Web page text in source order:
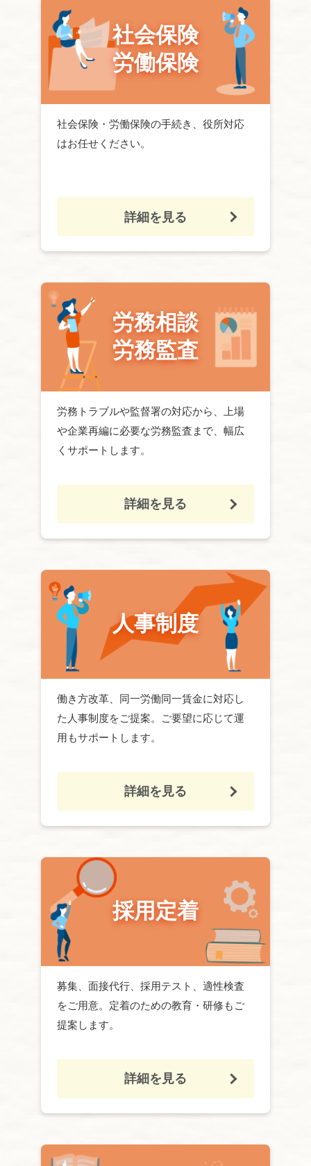
社会保険
労働保険
社会保険・ 労働保険の手続き、役所対応
はお任せください。
詳細を見る
労務相談
労務監査
労務 トラブルや監督署の対応から、上場
や企業再編に必要な労務監査まで、幅広
くサポートします。
詳細を見る
人事制度
働き方改革、同一労働同一賃金に対応し
た 人事制度をご提案。ご要望に応じて運
用もサポートします。
詳細を見る
採用 定着
募集、面接代行、 採用テスト、適性検査
をご用意。定着のための教育・研修もご
提案します。
詳細を見る